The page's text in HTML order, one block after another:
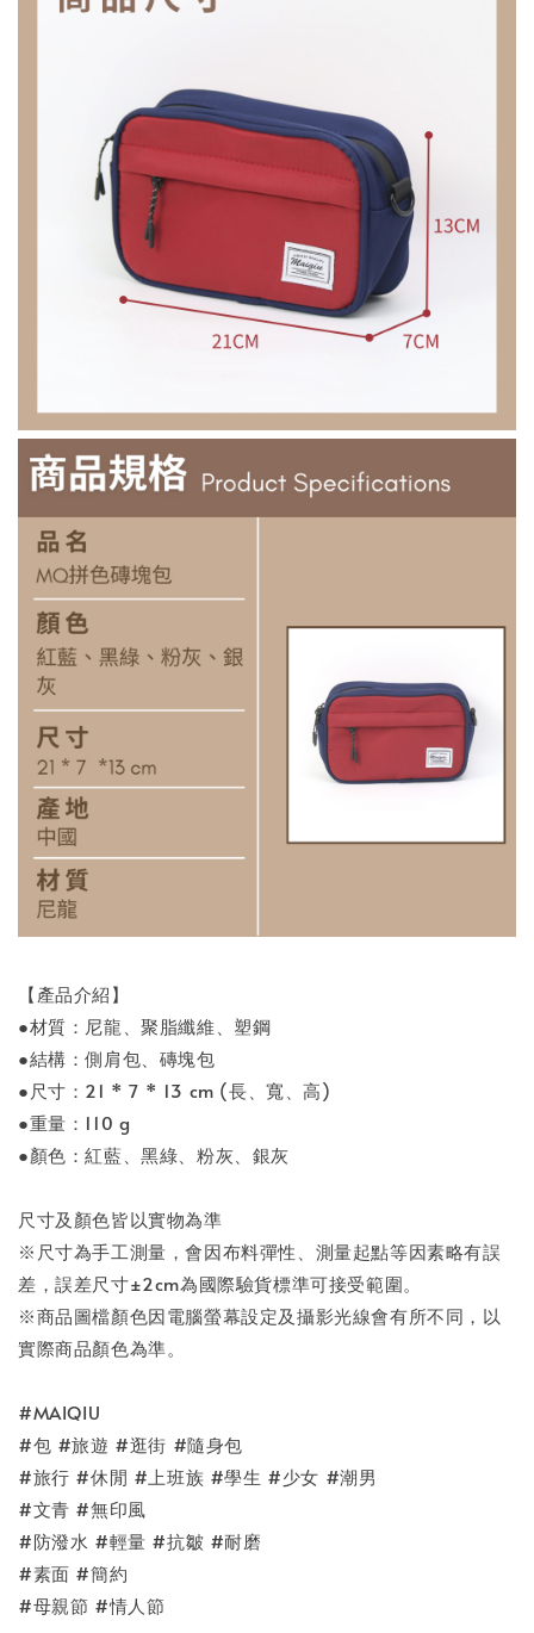
【產品介紹】
●材質：尼龍、聚脂纖維、塑鋼
●結構：側肩包、磚塊包
●尺寸：21 * 7 * 13 cm (長、寬、高)
●重量：110 g
●顏色：紅藍、黑綠、粉灰、銀灰
尺寸及顏色皆以實物為準
※尺寸為手工測量，會因布料彈性、測量起點等因素略有誤
差，誤差尺寸±2cm為國際驗貨標準可接受範圍。
※商品圖檔顏色因電腦螢幕設定及攝影光線會有所不同，以
實際商品顏色為準。
#MAIQIU
#包 #旅遊 #逛街 #隨身包
#旅行 #休閒 #上班族 #學生 #少女 #潮男
#文青 #無印風
#防潑水 #輕量 #抗皺 #耐磨
#素面 #簡約
#母親節 #情人節